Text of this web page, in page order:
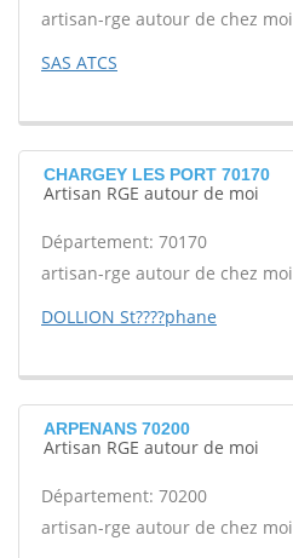
artisan-rge autour de chez moi
SAS ATCS
CHARGEY LES PORT 70170
Artisan RGE autour de moi
Département: 70170
artisan-rge autour de chez moi
DOLLION St????phane
ARPENANS 70200
Artisan RGE autour de moi
Département: 70200
artisan-rge autour de chez moi